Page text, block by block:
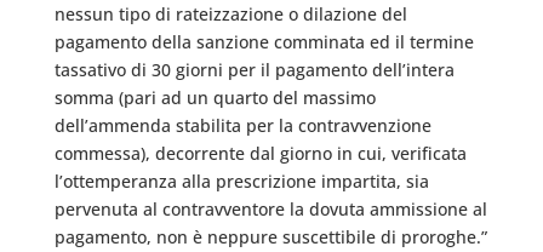
nessun tipo di rateizzazione o dilazione del
pagamento della sanzione comminata ed il termine
tassativo di 30 giorni per il pagamento dell’intera
somma (pari ad un quarto del massimo
dell’ammenda stabilita per la contravvenzione
commessa), decorrente dal giorno in cui, verificata
l’ottemperanza alla prescrizione impartita, sia
pervenuta al contravventore la dovuta ammissione al
pagamento, non è neppure suscettibile di proroghe.”